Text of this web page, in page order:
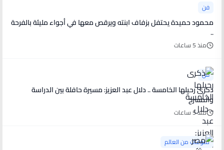
فن
محمود حميدة يحتفل بزفاف ابنته ويرقص معها في أجواء مليئة بالفرحة
..
منذ 5 ساعات
فن
ذكرى رحيلها الخامسة .. دلال عبد العزيز: مسيرة حافلة بين الدراسة
والمسرح
منذ 5 ساعات
منوعات من العالم